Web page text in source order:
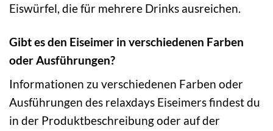
Eiswürfel, die für mehrere Drinks ausreichen.
Gibt es den Eiseimer in verschiedenen Farben
oder Ausführungen?
Informationen zu verschiedenen Farben oder
Ausführungen des relaxdays Eiseimers findest du
in der Produktbeschreibung oder auf der